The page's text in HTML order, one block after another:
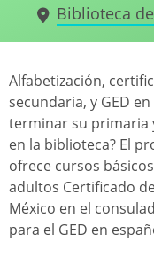
Biblioteca
Alfabetización,
secundaria, y GED
terminar su primaria
en la biblioteca? El
ofrece cursos
adultos Certificado
México en el
para el GED en